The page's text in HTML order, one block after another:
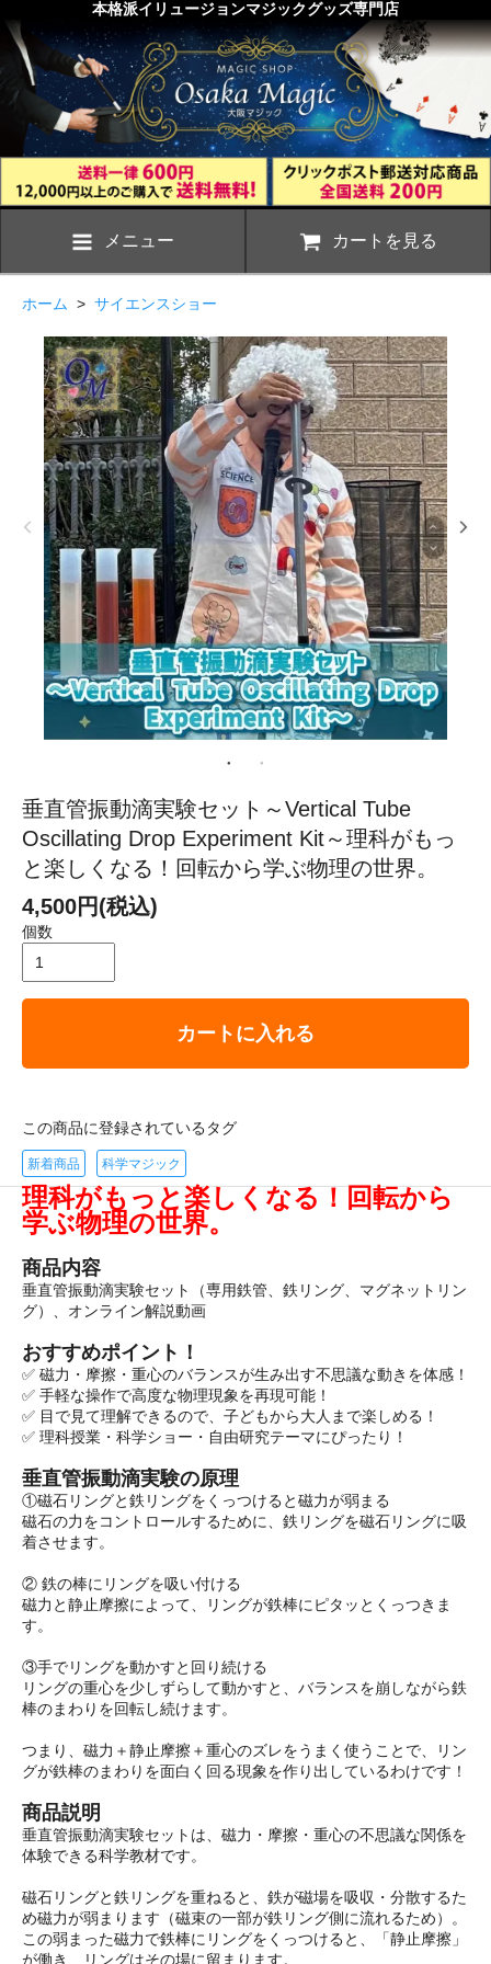
本格派イリュージョンマジックグッズ専門店
メニュー カートを見る
ホーム > サイエンスショー
垂直管振動滴実験セット～Vertical Tube
Oscillating Drop Experiment Kit～理科がもっ
と楽しくなる！回転から学ぶ物理の世界。
4,500円(税込)
個数
カートに入れる
この商品に登録されているタグ
新着商品 科学マジック
理科がもっと楽しくなる！回転から
学ぶ物理の世界。
商品内容
垂直管振動滴実験セット（専用鉄管、鉄リング、マグネットリン
グ）、オンライン解説動画
おすすめポイント！
✅ 磁力・摩擦・重心のバランスが生み出す不思議な動きを体感！
✅ 手軽な操作で高度な物理現象を再現可能！
✅ 目で見て理解できるので、子どもから大人まで楽しめる！
✅ 理科授業・科学ショー・自由研究テーマにぴったり！
垂直管振動滴実験の原理
①磁石リングと鉄リングをくっつけると磁力が弱まる
磁石の力をコントロールするために、鉄リングを磁石リングに吸
着させます。
② 鉄の棒にリングを吸い付ける
磁力と静止摩擦によって、リングが鉄棒にピタッとくっつきま
す。
③手でリングを動かすと回り続ける
リングの重心を少しずらして動かすと、バランスを崩しながら鉄
棒のまわりを回転し続けます。
つまり、磁力＋静止摩擦＋重心のズレをうまく使うことで、リン
グが鉄棒のまわりを面白く回る現象を作り出しているわけです！
商品説明
垂直管振動滴実験セットは、磁力・摩擦・重心の不思議な関係を
体験できる科学教材です。
磁石リングと鉄リングを重ねると、鉄が磁場を吸収・分散するた
め磁力が弱まります（磁束の一部が鉄リング側に流れるため）。
この弱まった磁力で鉄棒にリングをくっつけると、「静止摩擦」
が働き、リングはその場に留まります。